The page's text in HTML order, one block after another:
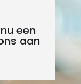
een
aan